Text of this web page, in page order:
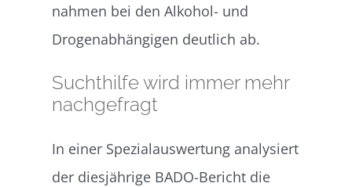
nahmen bei den Alkohol- und
Drogenabhängigen deutlich ab.
Suchthilfe wird immer mehr
nachgefragt
In einer Spezialauswertung analysiert
der diesjährige BADO-Bericht die